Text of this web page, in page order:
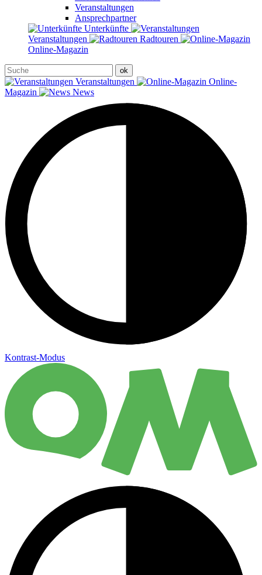
Veranstaltungen
Ansprechpartner
Unterkünfte
Veranstaltungen
Radtouren
Online-Magazin
Veranstaltungen
Online-
Magazin
News
Kontrast-Modus